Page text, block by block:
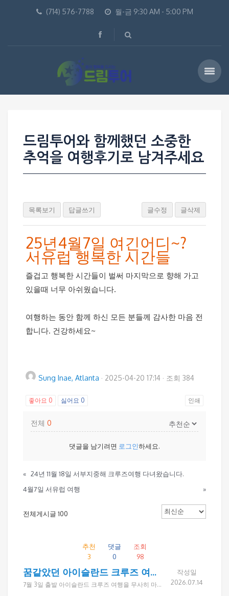
(714) 576-7788 월-금 9:30 AM - 5:00 PM
드림투어와 함께했던 소중한
추억을 여행후기로 남겨주세요
목록보기 답글쓰기 글수정 글삭제
25년4월7일 여긴어디~?
서유럽 행복한 시간들
즐겁고 행복한 시간들이 벌써 마지막으로 향해 가고
있을때 너무 아쉬웠습니다.
여행하는 동안 함께 하신 모든 분들께 감사한 마음 전
합니다. 건강하세요~
Sung Inae, Atlanta · 2025-04-20 17:14 · 조회 384
좋아요 0 싫어요 0 인쇄
전체 0
댓글을 남기려면 로그인하세요.
« 24년 11월 18일 서부지중해 크루즈여행 다녀왔습니다.
4월7일 서유럽 여행
»
전체게시글 100
추천
3
댓글
0
조회
98
꿈같았던 아이슬란드 크루즈 여행, 함께해서 더욱 행복했습니다.
7월 3일 출발 아이슬란드 크루즈 여행을 무사히 마치고 돌아왔습니다. 여행 후 많은 선생님들께서 "덕분에 편안하고 즐거운 여행이었다", "좋은 분들과 함께해 더욱 뜻깊었다", "평생 잊지 못할 추억이 되었다"는 따뜻한 말씀을 전해 주셨습니다. 특히 무더운 여름, 시원한 아이슬란드의 대자연을 감상하며 아름다운 풍경과 특별한 경험을 함께 나눌 수 있었고, 미국 각 지역에서 오신 좋은 분들과 소중한 인연을 맺을 수 있었던 시간이었습니다. 여행사를 통한 첫 그룹 크루즈 여행이라 처음에는 다소 어색하셨지만, 여행이 끝날 무렵에는 서로 정을 나누며 다음 만남을 기약하는 모습이 무척 인상적이었습니다. 여행이 끝난 후에도 "벌써 꿈같은 시간이 지나갔다", "추억이 오래도록 마음속에 남을 것 같다"는 말씀을 남겨주신 고객님들께 진심으로 감사드립니다. 드림투어는 앞으로도 고객 한 분 한 분이 편안하고 안전하게 여행하실 수 있도록 세심하게 준비하고, 좋은 사람들과 아름다운 추억을 만들어 가는 여행을 선사하겠습니다. 함께해 주신 모든 선생님들께 다시 한번 감사드리며, 늘 건강과 행복이 함께하시길 기원합니다. 감사합니다. - 드림투어 아이슬란드 크루즈팀 일동 - 고객 후기 한마디 "덕분에 많이 보고, 많이 먹고, 정말 편안한 여행이었습니다." "좋은 여행 코스와 좋은 분들과의 만남이 너무 좋았습니다." "사장님의 세심한 배려 덕분에 즐겁고 안전한 여행이 되었습니다." "추억에 오래 남을 행복한 여행이었습니다." "함께 여행한 모든 분들께 감사드립니다. 다음에 또 뵙기를 바랍니다." "아름다운 아이슬란드의 풍경과 소중한 인연을 오래 기억하겠습니다."
작성일
2026.07.14